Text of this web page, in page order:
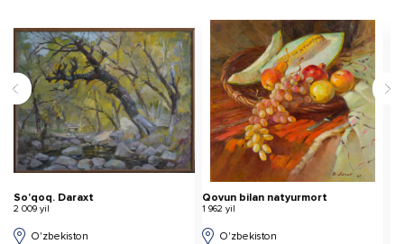
Qovun bilan natyurmort
1 962 yil
O'zbekiston
Manzara
2 019 yil
O'zbekiston